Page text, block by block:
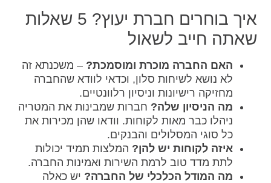
איך בוחרים חברת יעוץ? 5 שאלות
שאתה חייב לשאול
האם החברה מוכרת ומוסמכת? – משכנתא זה
לא נושא לשיחות סלון, וכדאי לוודא שהחברה
מחזיקה רישיונות וניסיון רלוונטיים.
מה הניסיון שלה? חברות שמבינות את המטריה
ניהלו כבר מאות לקוחות. וודאו שהן מכירות את
כל סוגי המסלולים והבנקים.
איזה לקוחות יש להן? המלצות תמיד יכולות
לתת מדד טוב לרמת השירות ואמינות החברה.
מה המודל הכלכלי של החברה? יש כאלה